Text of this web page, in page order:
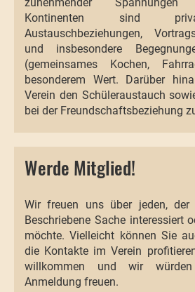
Kontinenten sind
Austauschbeziehungen,
und insbesondere
(gemeinsames Kochen,
besonderem Wert. Darüber
Verein den Schüleraustauch
bei der Freundschaftsbeziehung
Werde Mitglied!
Wir freuen uns über jeden,
Beschriebene Sache interessiert
möchte. Vielleicht können Sie
die Kontakte im Verein
willkommen und wir
Anmeldung freuen.